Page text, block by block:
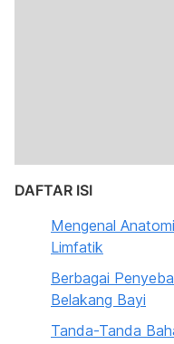
DAFTAR ISI
Mengenal
Limfatik
Berbagai
Belakang Bayi
Tanda-Tanda